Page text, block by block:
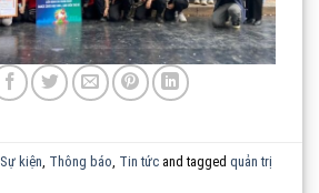
Sự kiện Thông báo Tin tức and taggedquản trị